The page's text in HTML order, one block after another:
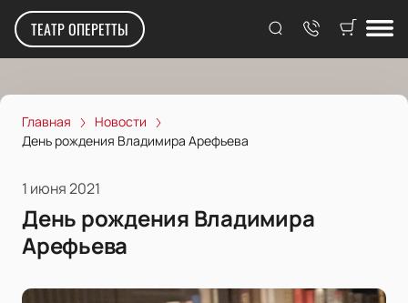
ТЕАТР ОПЕРЕТТЫ
Главная
Новости
День рождения Владимира Арефьева
1 июня 2021
День рождения Владимира
Арефьева